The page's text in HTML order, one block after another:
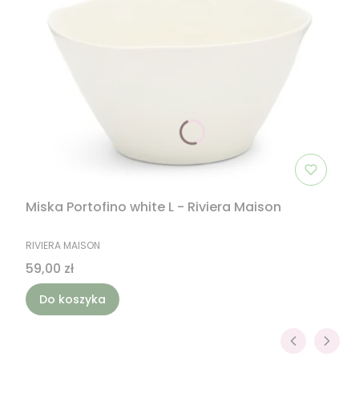
Miska Portofino white L - Riviera Maison
PRODUCENT
RIVIERA MAISON
Cena
59,00 zł
Do koszyka